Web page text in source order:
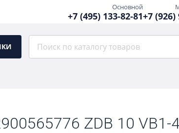
+7 (495) 133-82-81
Основной
+7 (926)
ZDB 10 VB1-